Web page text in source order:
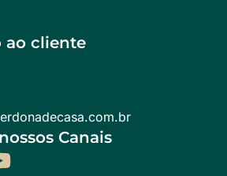
cliente
Canais